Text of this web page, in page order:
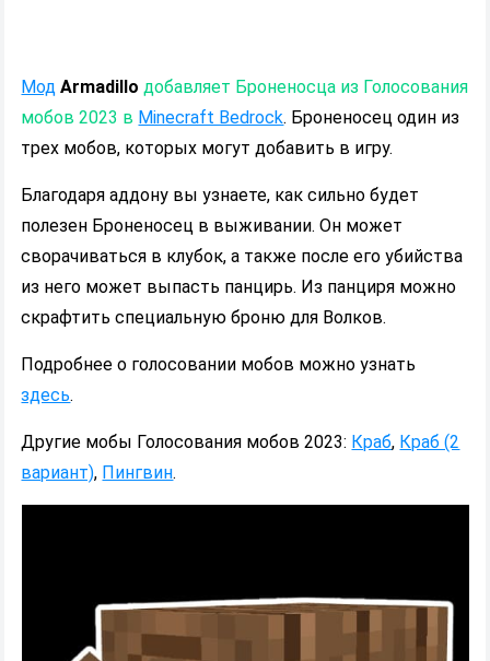
Мод Armadillo добавляет Броненосца из Голосования
мобов 2023 в Minecraft Bedrock. Броненосец один из
трех мобов, которых могут добавить в игру.
Благодаря аддону вы узнаете, как сильно будет
полезен Броненосец в выживании. Он может
сворачиваться в клубок, а также после его убийства
из него может выпасть панцирь. Из панциря можно
скрафтить специальную броню для Волков.
Подробнее о голосовании мобов можно узнать
здесь.
Другие мобы Голосования мобов 2023: Краб, Краб (2
вариант), Пингвин.